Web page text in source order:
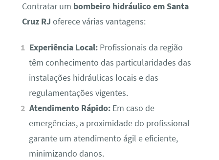
Contratar um bombeiro hidráulico em Santa
Cruz RJ oferece várias vantagens:
Experiência Local: Profissionais da região
têm conhecimento das particularidades das
instalações hidráulicas locais e das
regulamentações vigentes.
Atendimento Rápido: Em caso de
emergências, a proximidade do profissional
garante um atendimento ágil e eficiente,
minimizando danos.